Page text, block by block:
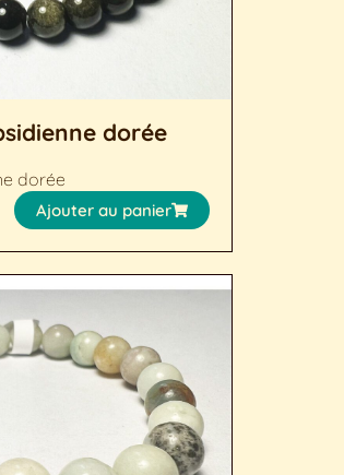
dorée
dorée
Ajouter au panier